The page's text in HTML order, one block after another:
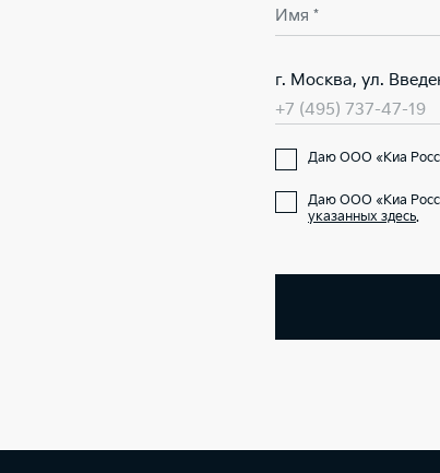
Имя *
г. Москва, ул.
+7 (495) 737-47-19
Даю ООО «Киа
Даю ООО «Киа
указанных здесь.